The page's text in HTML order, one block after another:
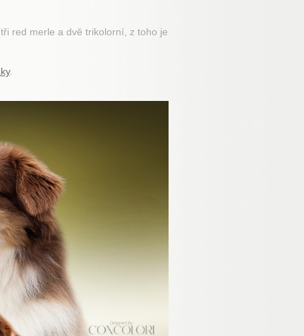
red merle a dvě trikolorní, z toho je
.